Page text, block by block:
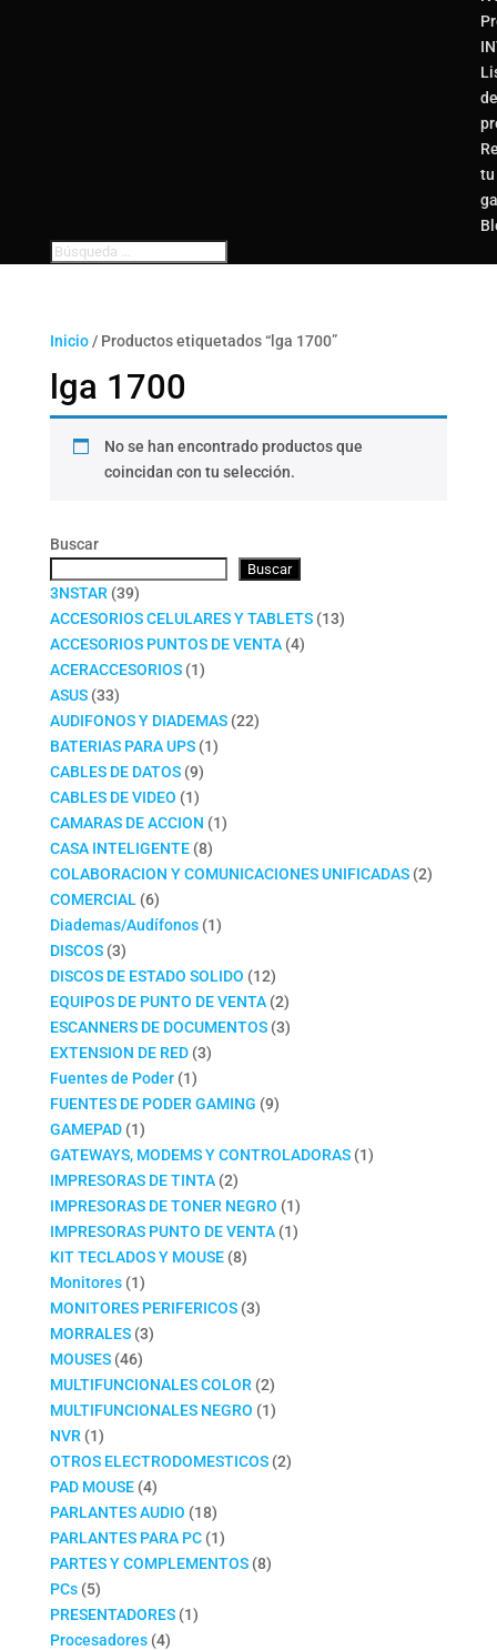
de
tu
Inicio/ Productos etiquetados “lga 1700”
lga 1700
No se han encontrado productos que
coincidan con tu selección.
Buscar
Buscar
3NSTAR 3939
productos
ACCESORIOS CELULARES Y TABLETS 1313
ACCESORIOS PUNTOS DE VENTA 44
ACERACCESORIOS 11
ASUS 3333
productos
AUDIFONOS Y DIADEMAS 2222
BATERIAS PARA UPS 11
CABLES DE DATOS 99
productos
CABLES DE VIDEO 11
producto
CAMARAS DE ACCION 11
CASA INTELIGENTE 88
productos
COLABORACION Y COMUNICACIONES UNIFICADAS 22
COMERCIAL 66
productos
Diademas/Audífonos 11
DISCOS 33
productos
DISCOS DE ESTADO SOLIDO 1212
productos
EQUIPOS DE PUNTO DE VENTA 22
productos
ESCANNERS DE DOCUMENTOS 33
EXTENSION DE RED 33
Fuentes de Poder 11
producto
FUENTES DE PODER GAMING 99
GAMEPAD 11
producto
GATEWAYS, MODEMS Y CONTROLADORAS 11
IMPRESORAS DE TINTA 22
productos
IMPRESORAS DE TONER NEGRO 11
producto
IMPRESORAS PUNTO DE VENTA 11
KIT TECLADOS Y MOUSE 88
Monitores 11
producto
MONITORES PERIFERICOS 33
MORRALES 33
MOUSES 4646
productos
MULTIFUNCIONALES COLOR 22
productos
MULTIFUNCIONALES NEGRO 11
NVR 11
producto
OTROS ELECTRODOMESTICOS 22
PAD MOUSE 44
productos
PARLANTES AUDIO 1818
productos
PARLANTES PARA PC 11
producto
PARTES Y COMPLEMENTOS 88
PCs 55
productos
PRESENTADORES 11
Procesadores 44